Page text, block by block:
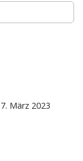
7. März 2023